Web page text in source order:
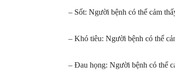
– Sốt: Người bệnh có thể cảm
– Khó tiêu: Người bệnh có thể
– Đau họng: Người bệnh có thể